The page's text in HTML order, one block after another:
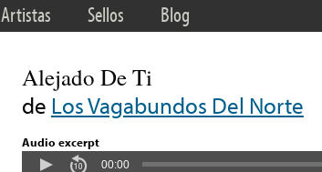
Artistas Sellos Blog
Alejado De Ti
de Los Vagabundos Del Norte
Audio excerpt
00:00